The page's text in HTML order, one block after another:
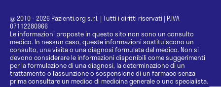
@ 2010 - 2026 Pazienti.org s.r.l. | Tutti i diritti riservati | P.IVA
07112280966
Le informazioni proposte in questo sito non sono un consulto
medico. In nessun caso, queste informazioni sostituiscono un
consulto, una visita o una diagnosi formulata dal medico. Non si
devono considerare le informazioni disponibili come suggerimenti
per la formulazione di una diagnosi, la determinazione di un
trattamento o l’assunzione o sospensione di un farmaco senza
prima consultare un medico di medicina generale o uno specialista.